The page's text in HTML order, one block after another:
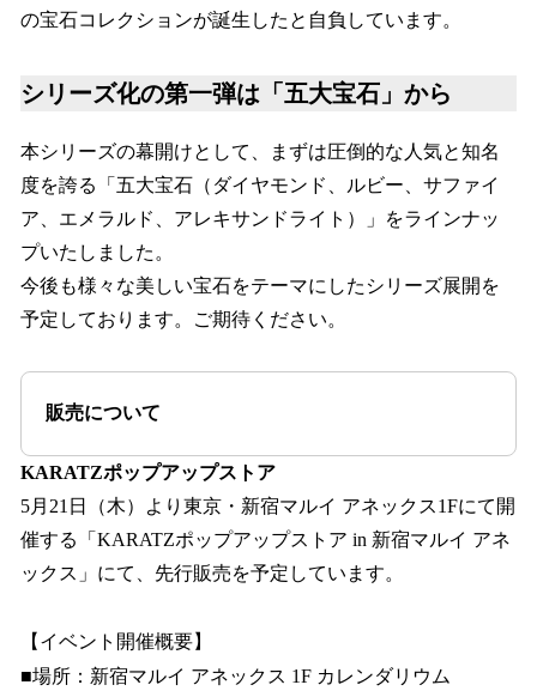
の宝石コレクションが誕生したと自負しています。
シリーズ化の第一弾は「五大宝石」から
本シリーズの幕開けとして、まずは圧倒的な人気と知名
度を誇る「五大宝石（ダイヤモンド、ルビー、サファイ
ア、エメラルド、アレキサンドライト）」をラインナッ
プいたしました。
今後も様々な美しい宝石をテーマにしたシリーズ展開を
予定しております。ご期待ください。
販売について
KARATZポップアップストア
5月21日（木）より東京・新宿マルイ アネックス1Fにて開
催する「KARATZポップアップストア in 新宿マルイ アネ
ックス」にて、先行販売を予定しています。
【イベント開催概要】
■場所：新宿マルイ アネックス 1F カレンダリウム